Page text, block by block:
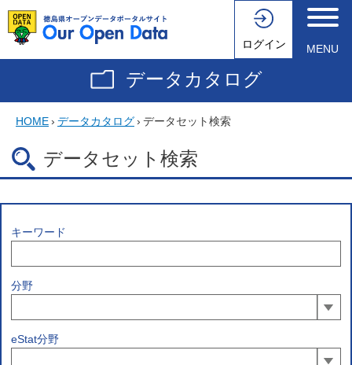
ログイン MENU
データカタログ
HOME› データカタログ› データセット検索
データセット検索
キーワード
分野
eStat分野